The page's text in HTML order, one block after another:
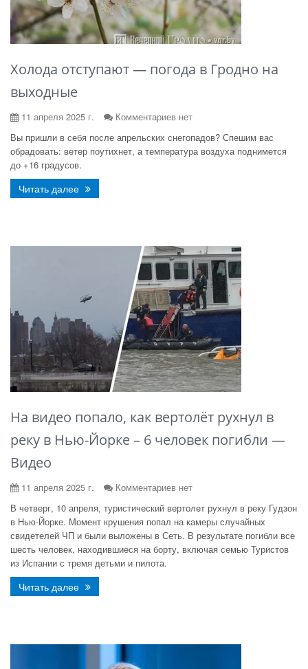
Холода отступают — погода в Гродно на
выходные
11 апреля 2025 г.
Комментариев нет
Вы пришли в себя после апрельских снегопадов? Спешим вас
обрадовать: ветер поутихнет, а температура воздуха поднимется
до +16 градусов.
Читать далее
На видео попало, как вертолёт рухнул в
реку в Нью-Йорке – 6 человек погибли —
Видео
11 апреля 2025 г.
Комментариев нет
В четверг, 10 апреля, туристический вертолет рухнул в реку Гудзон
в Нью-Йорке. Момент крушения попал на камеры случайных
свидетелей ЧП и были выложены в Сеть. В результате погибли все
шесть человек, находившиеся на борту, включая семью Туристов
из Испании с тремя детьми и пилота.
Читать далее